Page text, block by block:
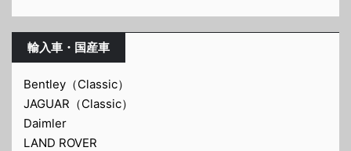
輸入車・国産車
Bentley（Classic）
JAGUAR（Classic）
Daimler
LAND ROVER